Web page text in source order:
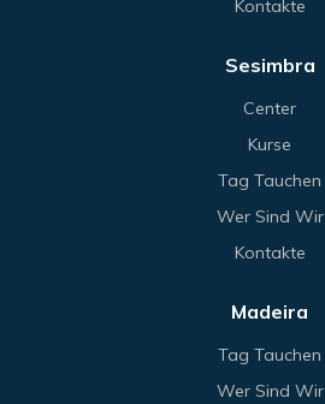
Kontakte
Sesimbra
Center
Kurse
Tag Tauchen
Wer Sind Wir
Kontakte
Madeira
Tag Tauchen
Wer Sind Wir